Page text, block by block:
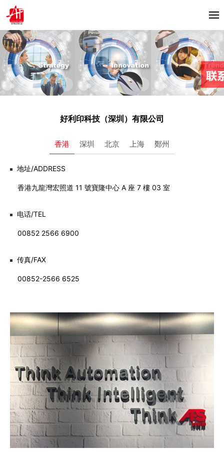
首頁
關於我們
產品中心
Horizon
Foliant
合作夥伴
解決方案
好利印科技（深圳）有限公司
香港 深圳 北京 上海 鄭州
地址/ADDRESS
香港九龍灣宏照道 11 號寶隆中心 A 座 7 樓 03 室
电话/TEL
00852 2566 6900
传真/FAX
00852-2566 6525